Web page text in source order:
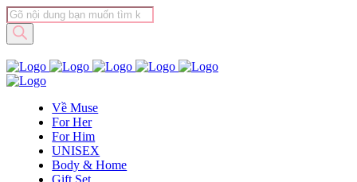
Tìm
kiếm
sản
Về Muse
For Her
For Him
UNISEX
Body & Home
Gift Set